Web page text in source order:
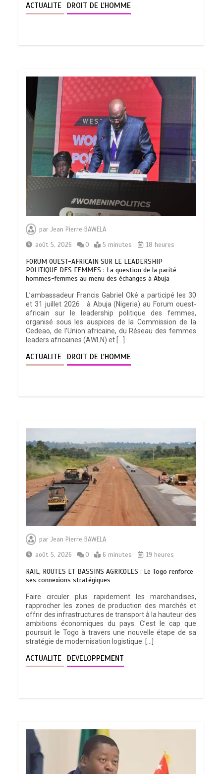
ACTUALITE DROIT DE L'HOMME
parJean Pierre BAWELA
août 5, 2026
0 5 minutes 18 heures
FORUM OUEST-AFRICAIN SUR LE LEADERSHIP
POLITIQUE DES FEMMES : La question de la parité
hommes-femmes au menu des échanges à Abuja
L’ambassadeur Francis Gabriel Oké a participé les 30
et 31 juillet 2026 à Abuja (Nigeria) au Forum ouest-
africain sur le leadership politique des femmes,
organisé sous les auspices de la Commission de la
Cedeao, de l’Union africaine, du Réseau des femmes
leaders africaines (AWLN) et […]
ACTUALITE DROIT DE L'HOMME
parJean Pierre BAWELA
août 5, 2026
0 6 minutes 19 heures
RAIL, ROUTES ET BASSINS AGRICOLES : Le Togo renforce
ses connexions stratégiques
Faire circuler plus rapidement les marchandises,
rapprocher les zones de production des marchés et
offrir des infrastructures de transport à la hauteur des
ambitions économiques du pays. C’est le cap que
poursuit le Togo à travers une nouvelle étape de sa
stratégie de modernisation logistique. […]
ACTUALITE DEVELOPPEMENT